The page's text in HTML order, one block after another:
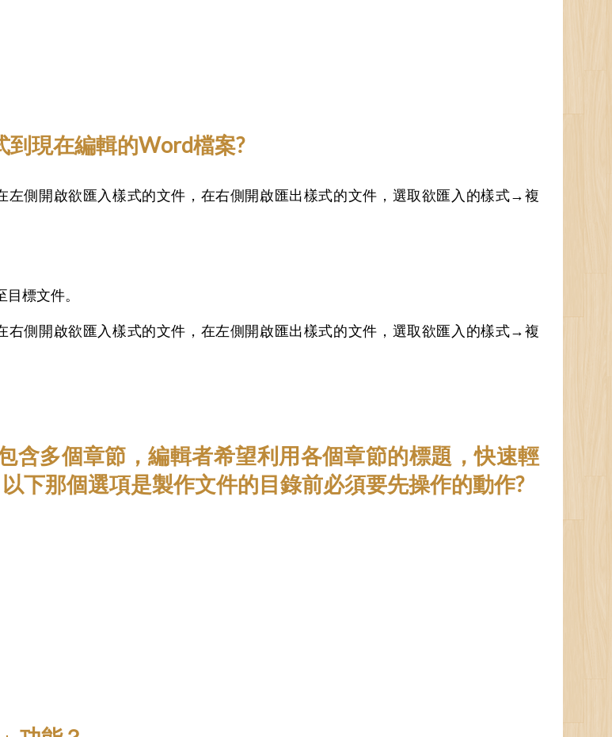
現在編輯的Word檔案?
側開啟欲匯入樣式的文件，在右側開啟匯出樣式的文件，選取欲匯入的樣式→複
標文件。
側開啟欲匯入樣式的文件，在左側開啟匯出樣式的文件，選取欲匯入的樣式→複
含多個章節，編輯者希望利用各個章節的標題，快速輕
下那個選項是製作文件的目錄前必須要先操作的動作?